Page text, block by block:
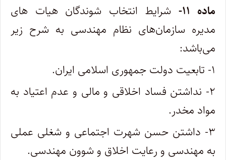
ماده ۱۱-
شرایط انتخاب ‌شوندگان هیات ‌های
مدیره سازمان‌های نظام مهندسی به شرح زیر
می‌باشد:
۱- تابعیت دولت جمهوری اسلامی ایران.
۲- نداشتن فساد اخلاقی و مالی و عدم اعتیاد به
مواد مخدر.
۳- داشتن حسن شهرت اجتماعی و شغلی عملی
به مهندسی و رعایت اخلاق و شوون مهندسی.